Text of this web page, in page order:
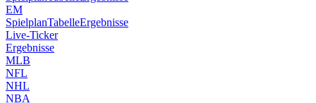
EM
SpielplanTabelleErgebnisse
Live-Ticker
Ergebnisse
MLB
NFL
NHL
NBA